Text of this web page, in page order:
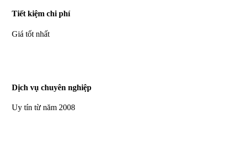
Tiết kiệm chi phí
Giá tốt nhất
Dịch vụ chuyên nghiệp
Uy tín từ năm 2008